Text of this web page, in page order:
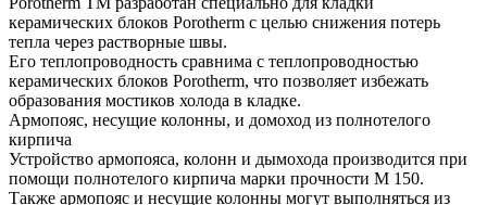
керамических блоков Porotherm с целью снижения потерь
тепла через растворные швы.
Его теплопроводность сравнима с теплопроводностью
керамических блоков Porotherm, что позволяет избежать
образования мостиков холода в кладке.
Армопояс, несущие колонны, и домоход из полнотелого
кирпича
Устройство армопояса, колонн и дымохода производится при
помощи полнотелого кирпича марки прочности М 150.
Также армопояс и несущие колонны могут выполняться из